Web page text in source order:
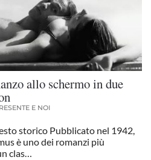
allo schermo in due
E NOI
storico Pubblicato nel 1942,
è uno dei romanzi più
clas…